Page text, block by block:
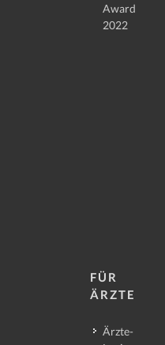
Award
2022
FÜR
ÄRZTE
Ärzte-